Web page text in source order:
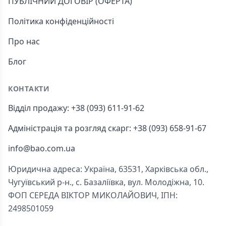
Політика конфіденційності
Про нас
Блог
КОНТАКТИ
Відділ продажу: +38 (093) 611-91-62
Адміністрація та розгляд скарг: +38 (093) 658-91-67
info@bao.com.ua
Юридична адреса: Україна, 63531, Харківська обл.,
Чугуївський р-н., с. Базаліївка, вул. Молодіжна, 10.
ФОП СЕРЕДА ВІКТОР МИКОЛАЙОВИЧ, ІПН:
2498501059